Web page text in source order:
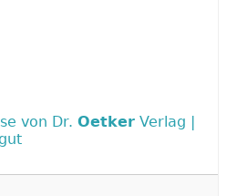
von Dr. Oetker Verlag |